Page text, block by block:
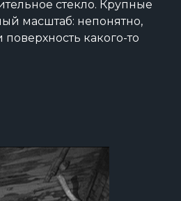
стекло. Крупные
масштаб: непонятно,
какого-то